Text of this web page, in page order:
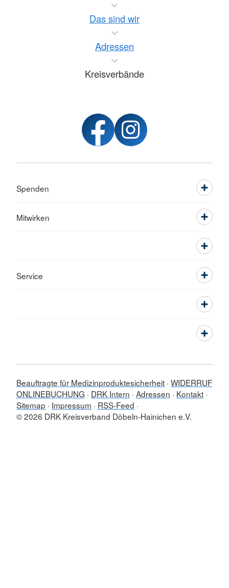
Das sind wir
Adressen
Kreisverbände
Spenden
Mitwirken
Service
Beauftragte für Medizinproduktesicherheit WIDERRUF
ONLINEBUCHUNG
DRK Intern Adressen
Kontakt
Sitemap
Impressum
RSS-Feed
© 2026 DRK Kreisverband Döbeln-Hainichen e.V.